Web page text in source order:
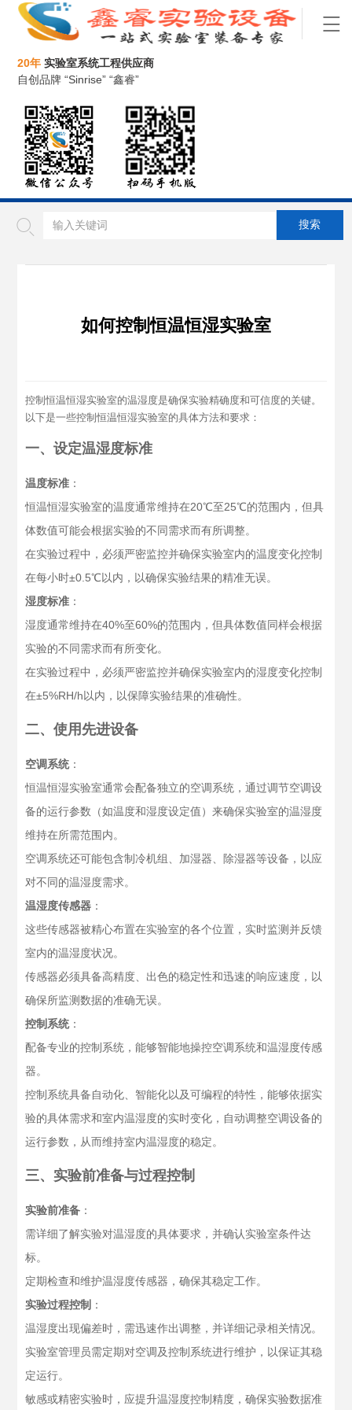
20年 实验室系统工程供应商
自创品牌 “Sinrise” “鑫睿”
如何控制恒温恒湿实验室
控制恒温恒湿实验室的温湿度是确保实验精确度和可信度的关键。
以下是一些控制恒温恒湿实验室的具体方法和要求：
一、设定温湿度标准
温度标准 ：
恒温恒湿实验室的温度通常维持在20℃至25℃的范围内，但具
体数值可能会根据实验的不同需求而有所调整。
在实验过程中，必须严密监控并确保实验室内的温度变化控制
在每小时±0.5℃以内，以确保实验结果的精准无误。
湿度标准 ：
湿度通常维持在40%至60%的范围内，但具体数值同样会根据
实验的不同需求而有所变化。
在实验过程中，必须严密监控并确保实验室内的湿度变化控制
在±5%RH/h以内，以保障实验结果的准确性。
二、使用先进设备
空调系统：
恒温恒湿实验室通常会配备独立的空调系统，通过调节空调设
备的运行参数（如温度和湿度设定值）来确保实验室的温湿度
维持在所需范围内。
空调系统还可能包含制冷机组、加湿器、除湿器等设备，以应
对不同的温湿度需求。
温湿度传感器 ：
这些传感器被精心布置在实验室的各个位置，实时监测并反馈
室内的温湿度状况。
传感器必须具备高精度、出色的稳定性和迅速的响应速度，以
确保所监测数据的准确无误。
控制系统：
配备专业的控制系统，能够智能地操控空调系统和温湿度传感
器。
控制系统具备自动化、智能化以及可编程的特性，能够依据实
验的具体需求和室内温湿度的实时变化，自动调整空调设备的
运行参数，从而维持室内温湿度的稳定。
三、实验前准备与过程控制
实验前准备 ：
需详细了解实验对温湿度的具体要求，并确认实验室条件达
标。
定期检查和维护温湿度传感器，确保其稳定工作。
实验过程控制 ：
温湿度出现偏差时，需迅速作出调整，并详细记录相关情况。
实验室管理员需定期对空调及控制系统进行维护，以保证其稳
定运行。
敏感或精密实验时，应提升温湿度控制精度，确保实验数据准